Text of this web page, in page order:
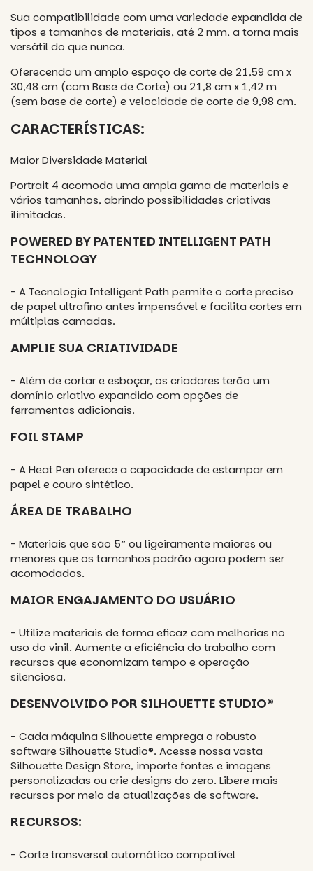
Sua compatibilidade com uma variedade expandida de
tipos e tamanhos de materiais, até 2 mm, a torna mais
versátil do que nunca.
Oferecendo um amplo espaço de corte de 21,59 cm x
30,48 cm (com Base de Corte) ou 21,8 cm x 1,42 m
(sem base de corte) e velocidade de corte de 9,98 cm.
CARACTERÍSTICAS:
Maior Diversidade Material
Portrait 4 acomoda uma ampla gama de materiais e
vários tamanhos, abrindo possibilidades criativas
ilimitadas.
POWERED BY PATENTED INTELLIGENT PATH
TECHNOLOGY
- A Tecnologia Intelligent Path permite o corte preciso
de papel ultrafino antes impensável e facilita cortes em
múltiplas camadas.
AMPLIE SUA CRIATIVIDADE
- Além de cortar e esboçar, os criadores terão um
domínio criativo expandido com opções de
ferramentas adicionais.
FOIL STAMP
- A Heat Pen oferece a capacidade de estampar em
papel e couro sintético.
ÁREA DE TRABALHO
- Materiais que são 5” ou ligeiramente maiores ou
menores que os tamanhos padrão agora podem ser
acomodados.
MAIOR ENGAJAMENTO DO USUÁRIO
- Utilize materiais de forma eficaz com melhorias no
uso do vinil. Aumente a eficiência do trabalho com
recursos que economizam tempo e operação
silenciosa.
DESENVOLVIDO POR SILHOUETTE STUDIO®
- Cada máquina Silhouette emprega o robusto
software Silhouette Studio®. Acesse nossa vasta
Silhouette Design Store, importe fontes e imagens
personalizadas ou crie designs do zero. Libere mais
recursos por meio de atualizações de software.
RECURSOS:
- Corte transversal automático compatível